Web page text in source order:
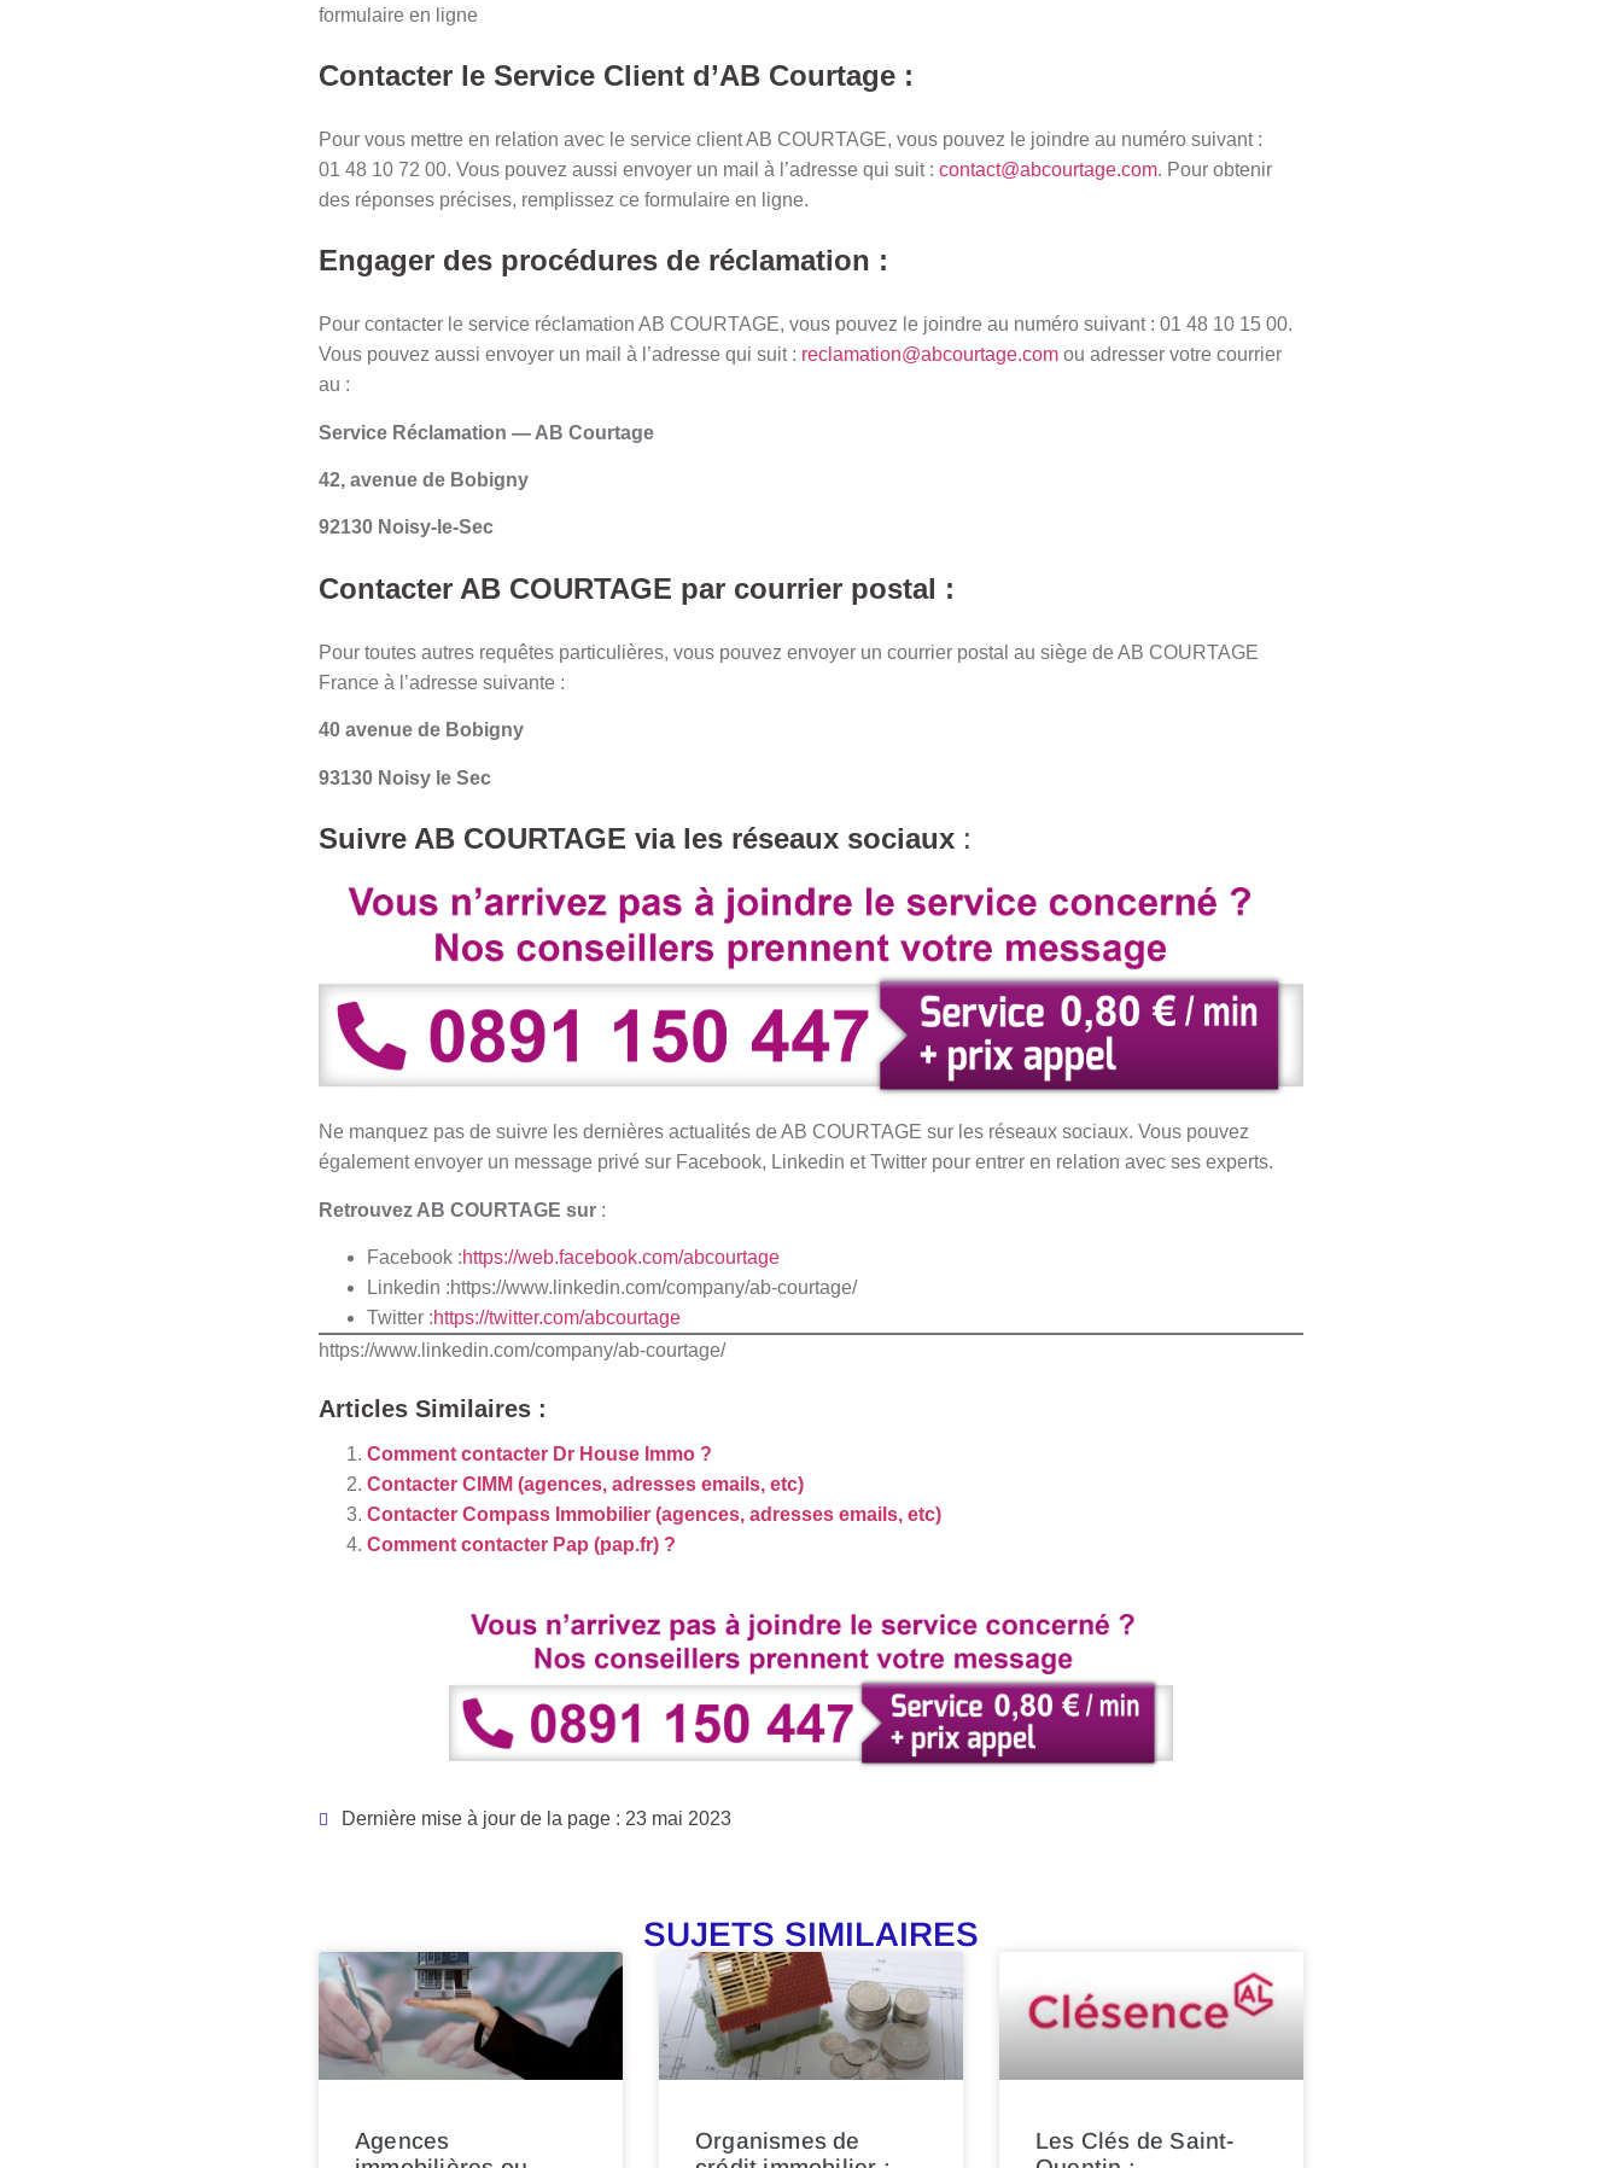
formulaire en ligne
Contacter le Service Client d’AB Courtage :
Pour vous mettre en relation avec le service client AB COURTAGE, vous pouvez le joindre au numéro suivant :
01 48 10 72 00. Vous pouvez aussi envoyer un mail à l’adresse qui suit : contact@abcourtage.com. Pour obtenir
des réponses précises, remplissez ce formulaire en ligne.
Engager des procédures de réclamation :
Pour contacter le service réclamation AB COURTAGE, vous pouvez le joindre au numéro suivant : 01 48 10 15 00.
Vous pouvez aussi envoyer un mail à l’adresse qui suit : reclamation@abcourtage.com ou adresser votre courrier
au :
Service Réclamation — AB Courtage
42, avenue de Bobigny
92130 Noisy-le-Sec
Contacter AB COURTAGE par courrier postal :
Pour toutes autres requêtes particulières, vous pouvez envoyer un courrier postal au siège de AB COURTAGE
France à l’adresse suivante :
40 avenue de Bobigny
93130 Noisy le Sec
Suivre AB COURTAGE via les réseaux sociaux :
Ne manquez pas de suivre les dernières actualités de AB COURTAGE sur les réseaux sociaux. Vous pouvez
également envoyer un message privé sur Facebook, Linkedin et Twitter pour entrer en relation avec ses experts.
Retrouvez AB COURTAGE sur :
Facebook :https://web.facebook.com/abcourtage
Linkedin :https://www.linkedin.com/company/ab-courtage/
Twitter :https://twitter.com/abcourtage
https://www.linkedin.com/company/ab-courtage/
Articles Similaires :
Comment contacter Dr House Immo ?
Contacter CIMM (agences, adresses emails, etc)
Contacter Compass Immobilier (agences, adresses emails, etc)
Comment contacter Pap (pap.fr) ?
Dernière mise à jour de la page : 23 mai 2023
SUJETS SIMILAIRES
Agences
Organismes de
Les Clés de Saint-